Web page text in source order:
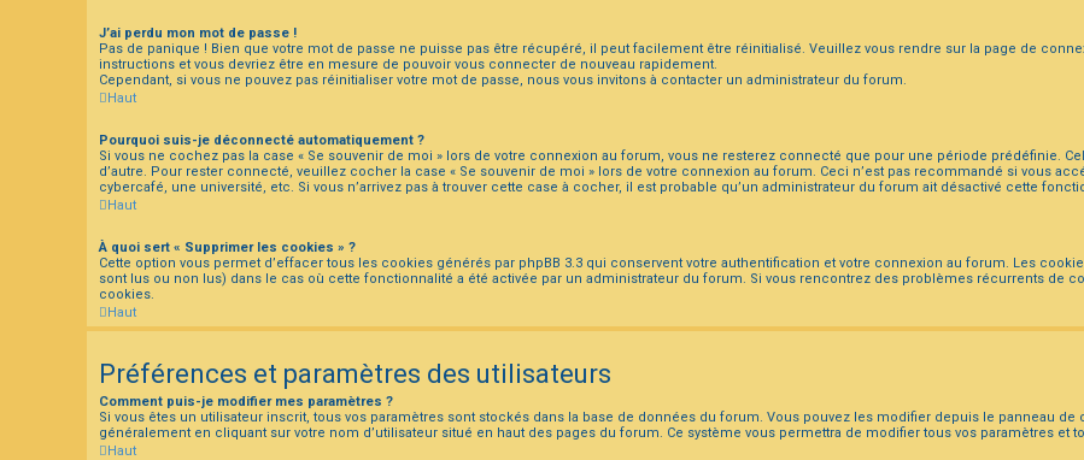
J’ai perdu mon mot de passe !
Pas de panique ! Bien que votre mot de passe ne puisse pas être récupéré, il peut facilement être réinitialisé. Veuillez vous rendre sur la page de
instructions et vous devriez être en mesure de pouvoir vous connecter de nouveau rapidement.
Cependant, si vous ne pouvez pas réinitialiser votre mot de passe, nous vous invitons à contacter un administrateur du forum.
Haut
Pourquoi suis-je déconnecté automatiquement ?
Si vous ne cochez pas la case « Se souvenir de moi » lors de votre connexion au forum, vous ne resterez connecté que pour une période prédéfinie.
d’autre. Pour rester connecté, veuillez cocher la case « Se souvenir de moi » lors de votre connexion au forum. Ceci n’est pas recommandé si vous
cybercafé, une université, etc. Si vous n’arrivez pas à trouver cette case à cocher, il est probable qu’un administrateur du forum ait désactivé cette
Haut
À quoi sert « Supprimer les cookies » ?
Cette option vous permet d’effacer tous les cookies générés par phpBB 3.3 qui conservent votre authentification et votre connexion au forum. Les
sont lus ou non lus) dans le cas où cette fonctionnalité a été activée par un administrateur du forum. Si vous rencontrez des problèmes récurrents de
cookies.
Haut
Préférences et paramètres des utilisateurs
Comment puis-je modifier mes paramètres ?
Si vous êtes un utilisateur inscrit, tous vos paramètres sont stockés dans la base de données du forum. Vous pouvez les modifier depuis le panneau de
généralement en cliquant sur votre nom d’utilisateur situé en haut des pages du forum. Ce système vous permettra de modifier tous vos paramètres et
Haut